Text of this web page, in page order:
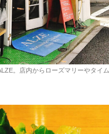
。店内からローズマリーやタイ